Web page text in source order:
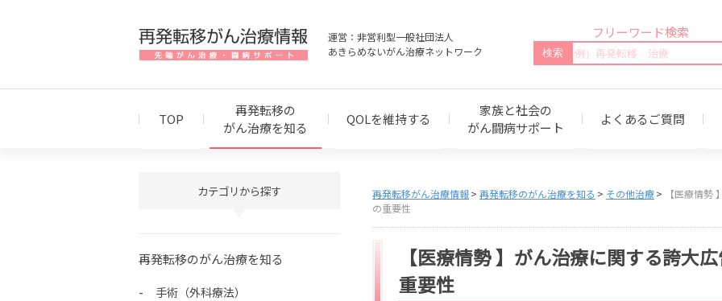
運営：非営利型一般社団法人
あきらめないがん治療ネットワーク
フリーワード検索
TOP
再発転移の
がん治療を知る
QOLを維持する
家族と社会の
がん闘病サポート
よくあるご質問
再発転移がん治療情報 再発転移のがん治療を知る その他治療
【医療情勢
の重要性
【医療情勢 】がん治療に関する誇大
重要性
カテゴリから探す
再発転移のがん治療を知る
手術（外科療法）